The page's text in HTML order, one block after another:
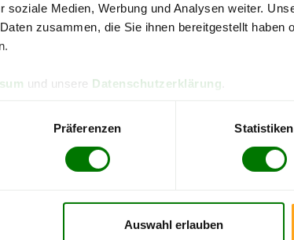
soziale Medien, Werbung und Analysen weiter.
zusammen, die Sie ihnen bereitgestellt haben
und unsere Datenschutzerklärung
Präferenzen Statistiken
Auswahl erlauben
kostenlose
direkt online bestellen
aktuellen Stand